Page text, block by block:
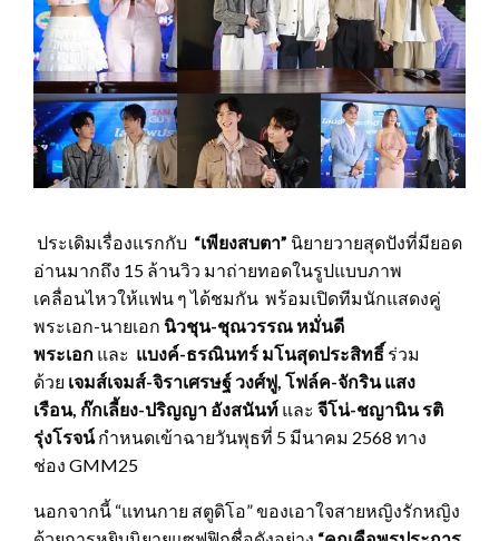
ประเดิมเรื่องแรกกับ “เพียงสบตา” นิยายวายสุดปังที่มียอด
อ่านมากถึง 15 ล้านวิว มาถ่ายทอดในรูปแบบภาพ
เคลื่อนไหวให้แฟน ๆ ได้ชมกัน พร้อมเปิดทีมนักแสดงคู่
พระเอก-นายเอก นิวชุน-ชุณวรรณ หมั่นดี
พระเอก และ แบงค์-ธรณินทร์ มโนสุดประสิทธิ์ ร่วม
ด้วย เจมส์เจมส์-จิราเศรษฐ์ วงศ์ฟู, โฟล์ค-จักริน แสง
เรือน, ก๊กเลี้ยง-ปริญญา อังสนันท์ และ จีโน่-ชญานิน รติ
รุ่งโรจน์กำหนดเข้าฉายวันพุธที่ 5 มีนาคม 2568 ทาง
ช่อง GMM25
นอกจากนี้ “แทนกาย สตูดิโอ” ของเอาใจสายหญิงรักหญิง